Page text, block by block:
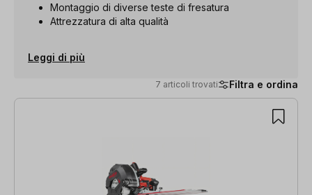
Montaggio di diverse teste di fresatura
Attrezzatura di alta qualità
Leggi di più
7 articoli trovati Filtra e ordina
7 articoli trovati